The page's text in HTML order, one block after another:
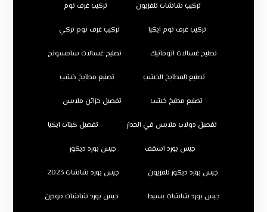
تركيب شاشات تلفزيون تركيب غرف نوم
تركيب غرف نوم ايكيا تركيب غرف نوم تركي
تصليح غسالات اتوماتيك تصليح غسالات سامسونج
تصنيع المطابخ الخشب تصنيع مطابخ خشب
تصنيع مطبخ خشب تفصيل خزائن ملابس
تفصيل دولاب ملابس في الجدار تفصيل كبتات ايكيا
جبس بورد اسقف جبس بورد ديكور
جبس بورد ديكور تلفزيون جبس بورد شاشات 2023
جبس بورد شاشات بسيط جبس بورد شاشات مودرن